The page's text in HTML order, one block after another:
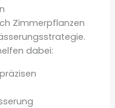
Zimmerpflanzen
dabei: